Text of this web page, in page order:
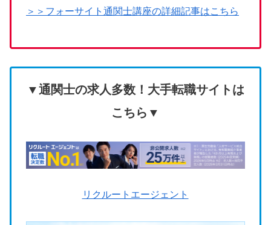
＞＞フォーサイト通関士講座の詳細記事はこちら
▼通関士の求人多数！大手転職サイトは
こちら▼
リクルートエージェント